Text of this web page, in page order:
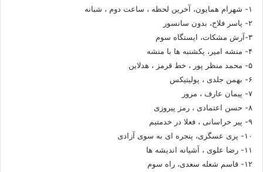
۱- شهرام همایون، آخرین لحظه ، ساعت دوم ، شبانه
۲- یاسر فلاح، بدون سانسور
۳-آرش مشکات، ایستگاه سوم
۴- منشه امیر، یکشنبه ها با منشه
۵- محمد منظر پور ، خط قرمز ، هدلاین
۶- بهمن جلدی ، پولیتیکس
۷- پیمان عارف ، مرور
۸- حسن اعتمادی ، رمز پیروزی
۹- پیر خراسانی ، فعلا در خدمتیم
۱۰- پری عسگری، پنجره ای به سوی آزادی
۱۱- رضا علوی ، آشیانه اندیشه ها
۱۲- قاسم شعله سعدی، راه سوم